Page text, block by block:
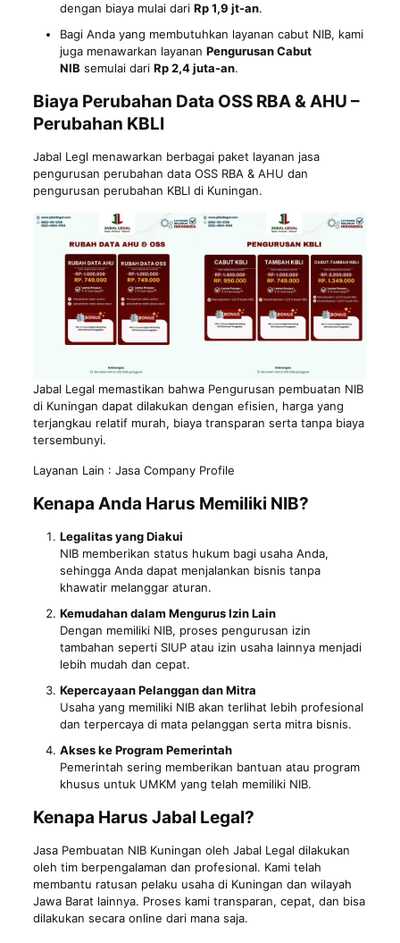
dengan biaya mulai dari Rp 1,9 jt-an.
Bagi Anda yang membutuhkan layanan cabut NIB, kami
juga menawarkan layanan Pengurusan Cabut
NIB semulai dari Rp 2,4 juta-an.
Biaya Perubahan Data OSS RBA & AHU –
Perubahan KBLI
Jabal Legl menawarkan berbagai paket layanan jasa
pengurusan perubahan data OSS RBA & AHU dan
pengurusan perubahan KBLI di Kuningan.
Jabal Legal memastikan bahwa Pengurusan pembuatan NIB
di Kuningan dapat dilakukan dengan efisien, harga yang
terjangkau relatif murah, biaya transparan serta tanpa biaya
tersembunyi.
Layanan Lain : Jasa Company Profile
Kenapa Anda Harus Memiliki NIB?
Legalitas yang Diakui
NIB memberikan status hukum bagi usaha Anda,
sehingga Anda dapat menjalankan bisnis tanpa
khawatir melanggar aturan.
Kemudahan dalam Mengurus Izin Lain
Dengan memiliki NIB, proses pengurusan izin
tambahan seperti SIUP atau izin usaha lainnya menjadi
lebih mudah dan cepat.
Kepercayaan Pelanggan dan Mitra
Usaha yang memiliki NIB akan terlihat lebih profesional
dan terpercaya di mata pelanggan serta mitra bisnis.
Akses ke Program Pemerintah
Pemerintah sering memberikan bantuan atau program
khusus untuk UMKM yang telah memiliki NIB.
Kenapa Harus Jabal Legal?
Jasa Pembuatan NIB Kuningan oleh Jabal Legal dilakukan
oleh tim berpengalaman dan profesional. Kami telah
membantu ratusan pelaku usaha di Kuningan dan wilayah
Jawa Barat lainnya. Proses kami transparan, cepat, dan bisa
dilakukan secara online dari mana saja.